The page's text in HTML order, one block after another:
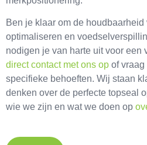
Ben je klaar om de
optimaliseren en
nodigen je van harte uit voor een
direct contact met ons op of vraag
specifieke behoeften. Wij staan
denken over de perfecte topseal
wie we zijn en wat we doen op